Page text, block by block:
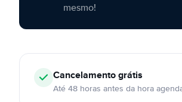
mesmo!
Cancelamentográtis
Até 48 horas antes da hora